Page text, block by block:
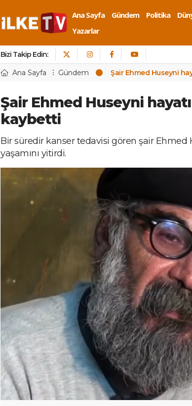
Ana Sayfa Gündem Politika
Yazarlar
Bizi Takip Edin:
Ana Sayfa Gündem Şair Ehmed Huseyni
Şair Ehmed Huseyni
kaybetti
Bir süredir kanser tedavisi gören şair Ehmed
yaşamını yitirdi.